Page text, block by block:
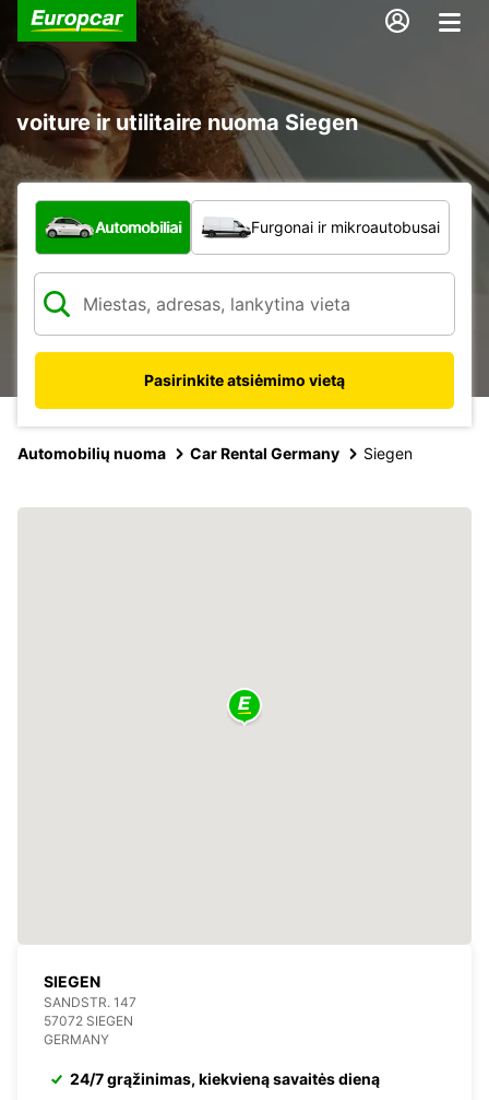
voiture ir utilitaire nuoma Siegen
Kokio tipo automobilis?
Automobiliai Furgonai ir mikroautobusai
Pasirinkite atsiėmimo vietą
Automobilių nuoma Car Rental Germany Siegen
SIEGEN
SANDSTR. 147
57072 SIEGEN
GERMANY
24/7 grąžinimas, kiekvieną savaitės dieną